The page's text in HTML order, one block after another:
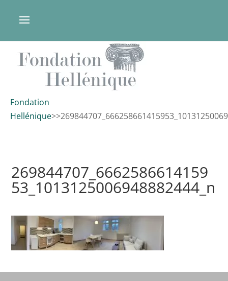
Fondation
Hellénique>>
269844707_6662586614159
53_1013125006948882444_n